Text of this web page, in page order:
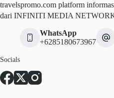
travelspromo.com platform
dari INFINITI MEDIA
WhatsApp
+6285180673967
Socials